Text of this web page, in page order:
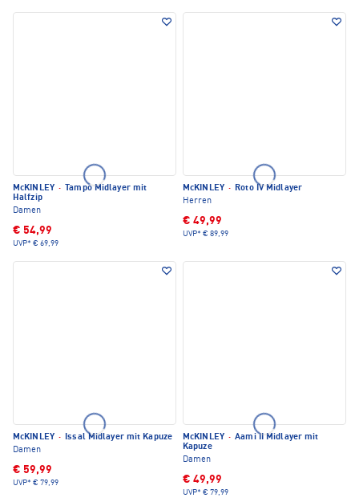
McKINLEY ·
Tampo Midlayer mit
Halfzip
Damen
€ 54,99
UVP* € 69,99
McKINLEY · Roto IV Midlayer
Herren
€ 49,99
UVP* € 89,99
McKINLEY · Issal Midlayer mit Kapuze
Damen
€ 59,99
UVP* € 79,99
McKINLEY · Aami II Midlayer mit
Kapuze
Damen
€ 49,99
UVP* € 79,99